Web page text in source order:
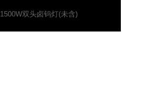
1500W双头卤钨灯(未含)